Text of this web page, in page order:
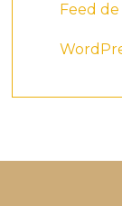
Feed